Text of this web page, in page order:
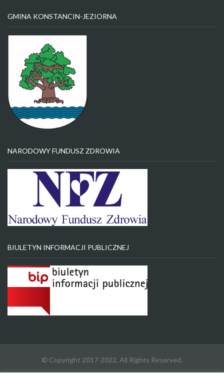
GMINA KONSTANCIN-JEZIORNA
NARODOWY FUNDUSZ ZDROWIA
BIULETYN INFORMACJI PUBLICZNEJ
© Copyright 2017-2022. All Rights Reserved.